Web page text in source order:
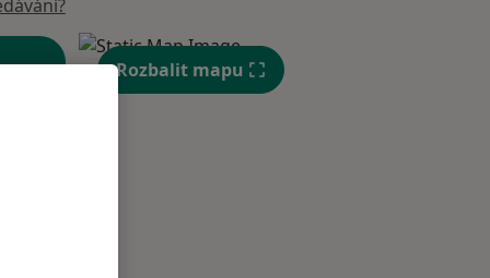
Rozbalit mapu